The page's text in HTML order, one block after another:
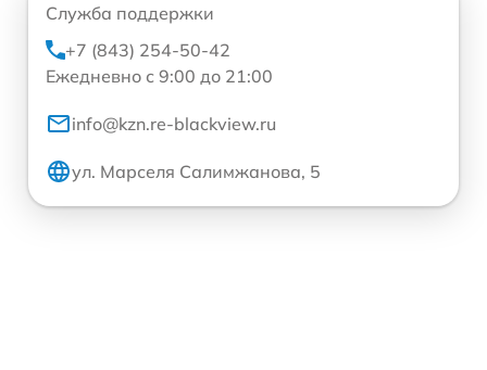
Служба поддержки
+7 (843) 254-50-42
Ежедневно с 9:00 до 21:00
info@kzn.re-blackview.ru
ул. Марселя Салимжанова, 5